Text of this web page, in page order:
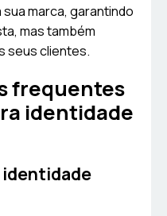
marca, garantindo
mas também
seus clientes.
frequentes
identidade
identidade